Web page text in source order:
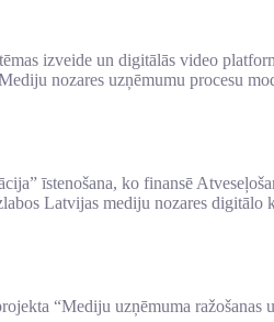
izveide un digitālās video
nozares uzņēmumu procesu
īstenošana, ko finansē
Latvijas mediju nozares digitālo
“Mediju uzņēmuma